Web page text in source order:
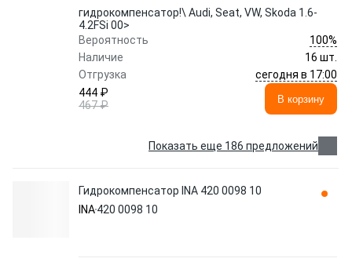
гидрокомпенсатор!\ Audi, Seat, VW, Skoda 1.6-
4.2FSi 00>
Вероятность
100%
Наличие
16 шт.
Отгрузка
сегодня в 17:00
444 ₽
467 ₽
В корзину
Показать еще 186 предложений
Гидрокомпенсатор INA 420 0098 10
INA420 0098 10